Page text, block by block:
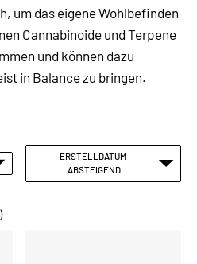
um das eigene Wohlbefinden
Cannabinoide und Terpene
und können dazu
in Balance zu bringen.
ERSTELLDATUM -
ABSTEIGEND